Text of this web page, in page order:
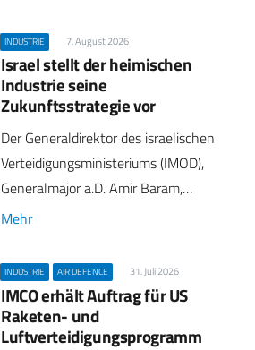
INDUSTRIE 7. August 2026
Israel stellt der heimischen
Industrie seine
Zukunftsstrategie vor
Der Generaldirektor des israelischen
Verteidigungsministeriums (IMOD),
Generalmajor a.D. Amir Baram,…
Mehr
INDUSTRIE AIR DEFENCE 31. Juli 2026
IMCO erhält Auftrag für US
Raketen- und
Luftverteidigungsprogramm